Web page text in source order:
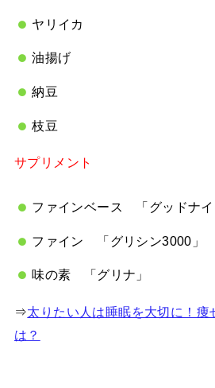
ヤリイカ
油揚げ
納豆
枝豆
サプリメント
ファインベース 「グッドナイ
ファイン 「グリシン3000」
味の素 「グリナ」
⇒太りたい人は睡眠を大切に！痩
は？